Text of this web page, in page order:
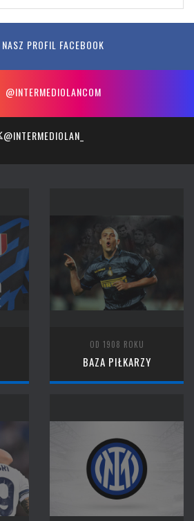
NASZ PROFIL FACEBOOK
@INTERMEDIOLANCOM
@INTERMEDIOLAN_
OD 1908 ROKU
BAZA PIŁKARZY